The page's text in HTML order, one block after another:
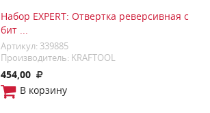
Набор EXPERT: Отвертка реверсивная с
бит ...
Артикул: 339885
Производитель: KRAFTOOL
454,00
В корзину